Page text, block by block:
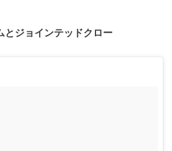
とジョインテッドクロー